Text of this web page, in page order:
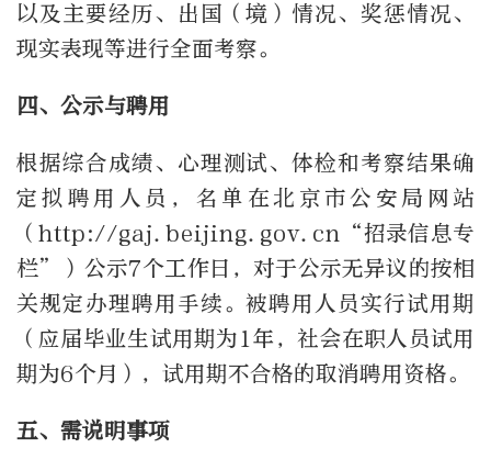
以及主要经历、出国（境）情况、奖惩情况、
现实表现等进行全面考察。
四、公示与聘用
根据综合成绩、心理测试、体检和考察结果确
定拟聘用人员，名单在北京市公安局网站
（http://gaj.beijing.gov.cn“招录信息专
栏”）公示7个工作日，对于公示无异议的按相
关规定办理聘用手续。被聘用人员实行试用期
（应届毕业生试用期为1年，社会在职人员试用
期为6个月），试用期不合格的取消聘用资格。
五、需说明事项